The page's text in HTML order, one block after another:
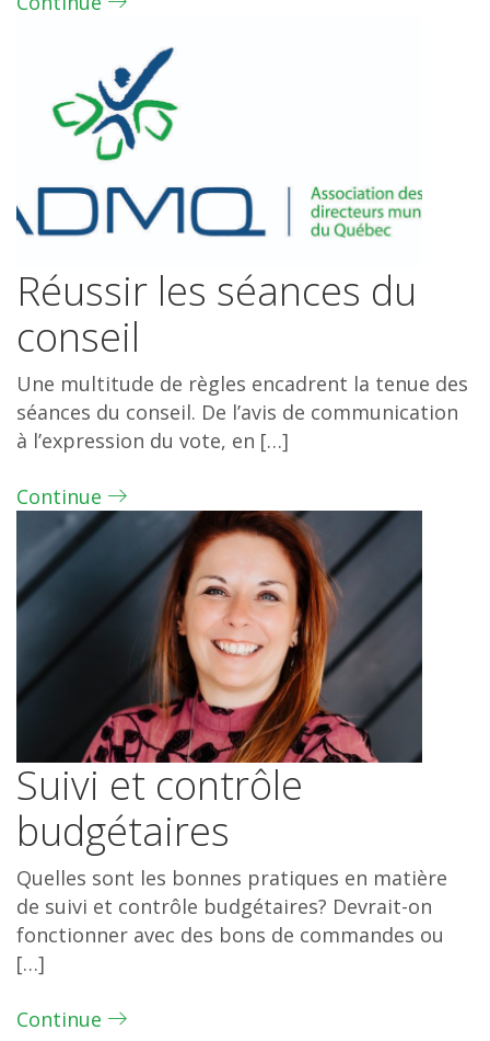
Réussir les séances du
conseil
Une multitude de règles encadrent la tenue des
séances du conseil. De l’avis de communication
à l’expression du vote, en […]
Continue
Suivi et contrôle
budgétaires
Quelles sont les bonnes pratiques en matière
de suivi et contrôle budgétaires? Devrait-on
fonctionner avec des bons de commandes ou
[…]
Continue